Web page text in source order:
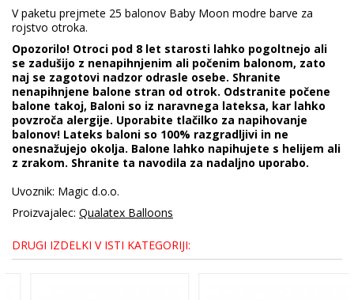
V paketu prejmete 25 balonov Baby Moon modre barve za
rojstvo otroka.
Opozorilo! Otroci pod 8 let starosti lahko pogoltnejo ali
se zadušijo z nenapihnjenim ali počenim balonom, zato
naj se zagotovi nadzor odrasle osebe. Shranite
nenapihnjene balone stran od otrok. Odstranite počene
balone takoj, Baloni so iz naravnega lateksa, kar lahko
povzroča alergije. Uporabite tlačilko za napihovanje
balonov! Lateks baloni so 100% razgradljivi in ne
onesnažujejo okolja. Balone lahko napihujete s helijem ali
z zrakom. Shranite ta navodila za nadaljno uporabo.
Uvoznik: Magic d.o.o.
Proizvajalec: Qualatex Balloons
DRUGI IZDELKI V ISTI KATEGORIJI: